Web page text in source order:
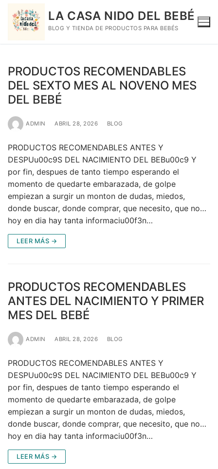
LA CASA NIDO DEL BEBÉ
BLOG Y TIENDA DE PRODUCTOS PARA BEBÉS
PRODUCTOS RECOMENDABLES
DEL SEXTO MES AL NOVENO MES
DEL BEBÉ
ADMIN ABRIL 28, 2026 BLOG
PRODUCTOS RECOMENDABLES ANTES Y
DESPUu00c9S DEL NACIMIENTO DEL BEBu00c9 Y
por fin, despues de tanto tiempo esperando el
momento de quedarte embarazada, de golpe
empiezan a surgir un monton de dudas, miedos,
donde buscar, donde comprar, que necesito, que no…
hoy en dia hay tanta informaciu00f3n…
LEER MÁS →
PRODUCTOS RECOMENDABLES
ANTES DEL NACIMIENTO Y PRIMER
MES DEL BEBÉ
ADMIN ABRIL 28, 2026 BLOG
PRODUCTOS RECOMENDABLES ANTES Y
DESPUu00c9S DEL NACIMIENTO DEL BEBu00c9 Y
por fin, despues de tanto tiempo esperando el
momento de quedarte embarazada, de golpe
empiezan a surgir un monton de dudas, miedos,
donde buscar, donde comprar, que necesito, que no…
hoy en dia hay tanta informaciu00f3n…
LEER MÁS →